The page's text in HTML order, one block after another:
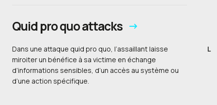
Quid pro quo attacks
Dans une attaque quid pro quo, l’assaillant laisse
miroiter un bénéfice à sa victime en échange
d’informations sensibles, d’un accès au système ou
d’une action spécifique.
L